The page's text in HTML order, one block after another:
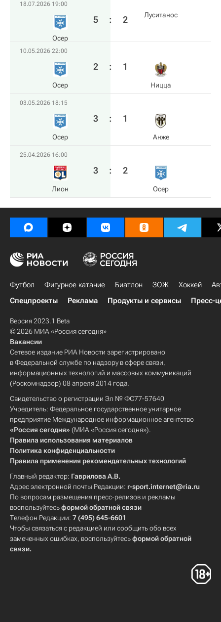
18.07.2026 19:00
Осер
5 : 2 Луситанос
10.05.2026 22:00
Осер
2 : 1
Ницца
03.05.2026 18:15
Осер
3 : 1
Анже
25.04.2026 16:00
Лион
3 : 2
Осер
Футбол Фигурное катание Биатлон ЗОЖ Хоккей
Спецпроекты
Реклама Продукты и сервисы Пресс-
Версия 2023.1 Beta
© 2026 МИА «Россия сегодня»
Вакансии
Сетевое издание РИА Новости зарегистрировано
в Федеральной службе по надзору в сфере связи,
информационных технологий и массовых коммуникаций
(Роскомнадзор) 08 апреля 2014 года.
Свидетельство о регистрации Эл № ФС77-57640
Учредитель: Федеральное государственное унитарное
предприятие Международное информационное агентство
«Россия сегодня» (МИА «Россия сегодня»).
Правила использования материалов
Политика конфиденциальности
Правила применения рекомендательных технологий
Главный редактор: Гаврилова А.В.
Адрес электронной почты Редакции: r-sport.internet@ria.ru
По вопросам размещения пресс-релизов и рекламы
воспользуйтесьформой обратной связи
Телефон Редакции: 7 (495) 645-6601
Чтобы связаться с редакцией или сообщить обо всех
замеченных ошибках, воспользуйтесьформой обратной
связи.